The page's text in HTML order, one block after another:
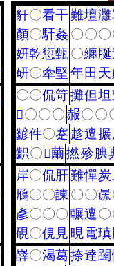
豻〇看干難壇灘
顏〇馯姦 〇〇〇
妍乾愆甄 〇纏脠
研〇牽堅年 田 天
〇〇侃笴攤但坦
𪗙〇〇〇赧〇〇
齴件〇蹇 趁邅搌
齞〇𥧬繭撚殄腆
岸〇侃肝難憚炭
鴈〇〇諫 〇〇㬄
彥〇〇〇輾邅〇
硯〇俔 見 晛電瑱
嶭〇渴葛捺達 闥